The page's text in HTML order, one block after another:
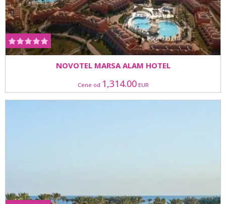
NOVOTEL MARSA ALAM HOTEL
Cene od 1,314.00EUR